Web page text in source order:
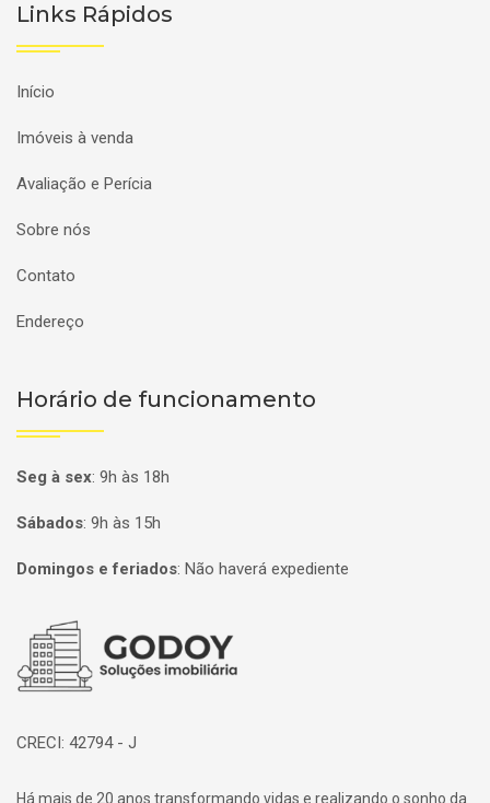
Links Rápidos
Início
Imóveis à venda
Avaliação e Perícia
Sobre nós
Contato
Endereço
Horário de funcionamento
Seg à sex: 9h às 18h
Sábados: 9h às 15h
Domingos e feriados: Não haverá expediente
Página inicial
CRECI: 42794 - J
Há mais de 20 anos transformando vidas e realizando o sonho da